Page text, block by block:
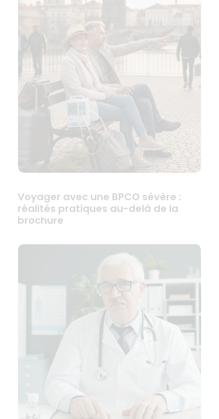
Voyager avec une BPCO sévère :
réalités pratiques au-delà de la
brochure